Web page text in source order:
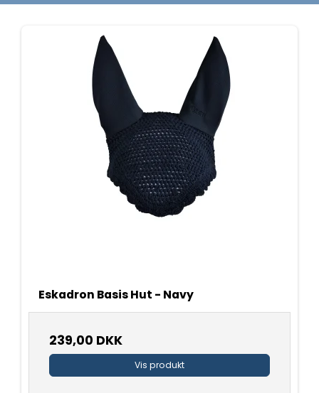
Eskadron Basis Hut - Navy
239,00 DKK
Vis produkt